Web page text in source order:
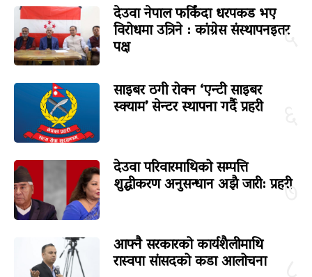
५
देउवा नेपाल फर्किंदा धरपकड भए
विरोधमा उत्रिने : कांग्रेस संस्थापनइतर
पक्ष
साइबर ठगी रोक्न ‘एन्टी साइबर
स्क्याम’ सेन्टर स्थापना गर्दै प्रहरी
७
देउवा परिवारमाथिको सम्पत्ति
शुद्धीकरण अनुसन्धान अझै जारी: प्रहरी
आफ्नै सरकारको कार्यशैलीमाथि
रास्वपा सांसदको कडा आलोचना